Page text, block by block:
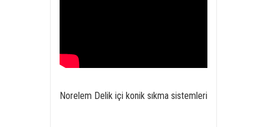
Norelem Delik içi konik sıkma sistemleri